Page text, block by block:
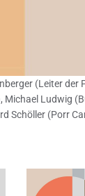
(Leiter
Michael Ludwig
Schöller (Porr